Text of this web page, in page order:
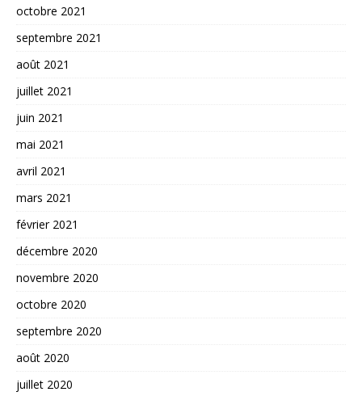
octobre 2021
septembre 2021
août 2021
juillet 2021
juin 2021
mai 2021
avril 2021
mars 2021
février 2021
décembre 2020
novembre 2020
octobre 2020
septembre 2020
août 2020
juillet 2020